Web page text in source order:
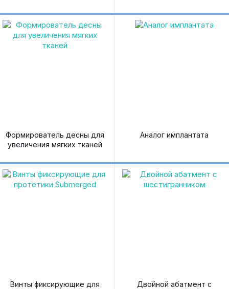
Формирователь десны для
увеличения мягких тканей
Аналог имплантата
Винты фиксирующие для
Двойной абатмент с